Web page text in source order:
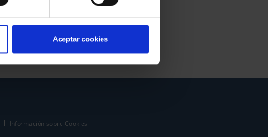
Aceptar cookies
Información sobre Cookies